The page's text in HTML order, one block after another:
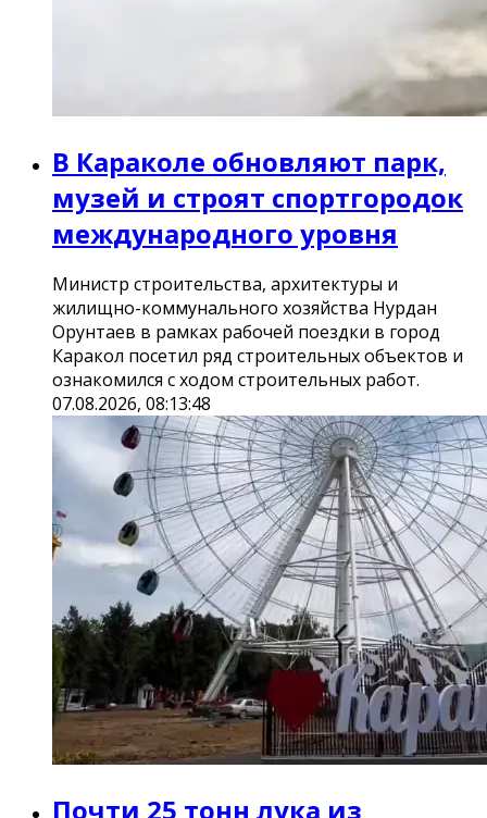
В Караколе обновляют парк,
музей и строят спортгородок
международного уровня
Министр строительства, архитектуры и
жилищно-коммунального хозяйства Нурдан
Орунтаев в рамках рабочей поездки в город
Каракол посетил ряд строительных объектов и
ознакомился с ходом строительных работ.
07.08.2026, 08:13:48
Почти 25 тонн лука из